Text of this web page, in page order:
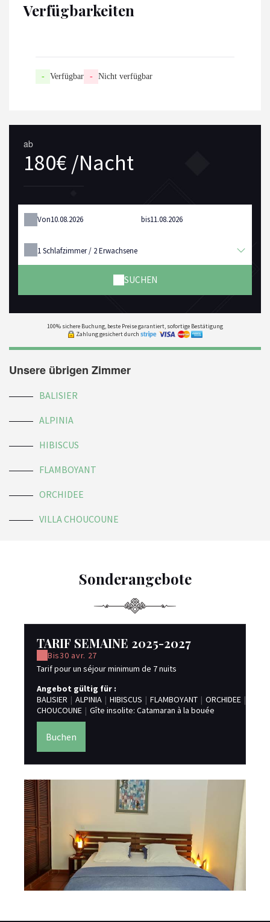
Verfügbarkeiten
- Verfügbar - Nicht verfügbar
ab
180€ /Nacht
Von bis
1Schlafzimmer / 2Erwachsene
SUCHEN
100% sichere Buchung, beste Preise garantiert, sofortige Bestätigung
Zahlung gesichert durch
Unsere übrigen Zimmer
BALISIER
ALPINIA
HIBISCUS
FLAMBOYANT
ORCHIDEE
VILLA CHOUCOUNE
Sonderangebote
TARIF SEMAINE 2025-2027
Bis30 avr. 27
Tarif pour un séjour minimum de 7 nuits
Angebot gültig für :
BALISIER | ALPINIA | HIBISCUS | FLAMBOYANT | ORCHIDEE |
CHOUCOUNE | Gîte insolite: Catamaran à la bouée
Buchen